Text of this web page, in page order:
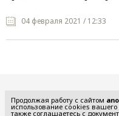
04 февраля 2021 / 12:33
Продолжая работу с сайтом
использование cookies вашего
также соглашаетесь с